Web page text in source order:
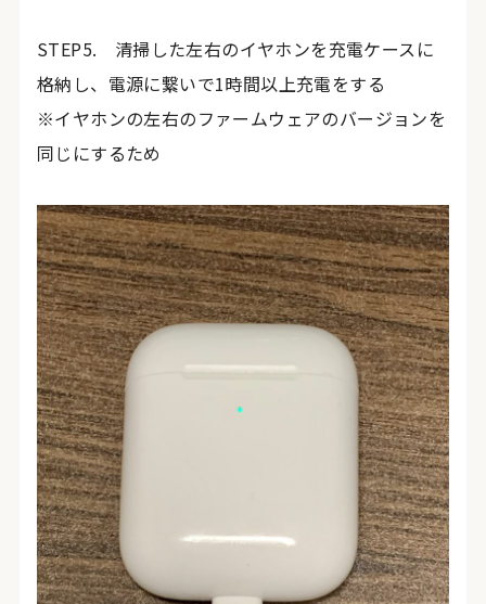
STEP5. 清掃した左右のイヤホンを充電ケースに
格納し、電源に繋いで1時間以上充電をする
※イヤホンの左右のファームウェアのバージョンを
同じにするため